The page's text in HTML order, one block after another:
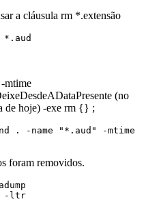
a cláusula rm *.extensão
*.aud
mtime
(no
de hoje) -exe rm {} ;
. -name "*.aud" -mtime
foram removidos.
-ltr